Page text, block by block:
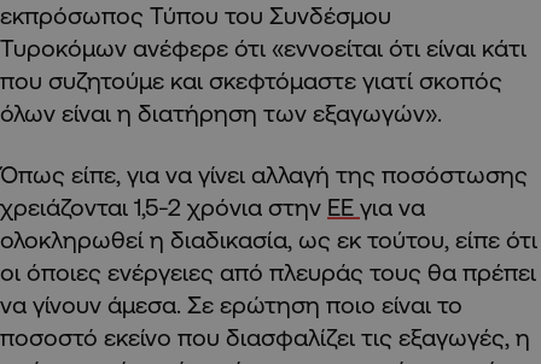
εκπρόσωπος Τύπου του Συνδέσμου
Τυροκόμων ανέφερε ότι «εννοείται ότι είναι κάτι
που συζητούμε και σκεφτόμαστε γιατί σκοπός
όλων είναι η διατήρηση των εξαγωγών».
Όπως είπε, για να γίνει αλλαγή της ποσόστωσης
χρειάζονται 1,5-2 χρόνια στην ΕΕ για να
ολοκληρωθεί η διαδικασία, ως εκ τούτου, είπε ότι
οι όποιες ενέργειες από πλευράς τους θα πρέπει
να γίνουν άμεσα. Σε ερώτηση ποιο είναι το
ποσοστό εκείνο που διασφαλίζει τις εξαγωγές, η